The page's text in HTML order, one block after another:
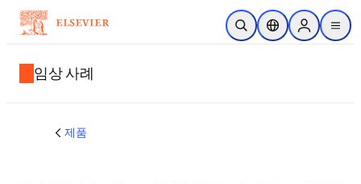
주요 콘텐츠로 건너뛰기
검색 열기위치 선택기Sign in to
menu
임상 사례
제품